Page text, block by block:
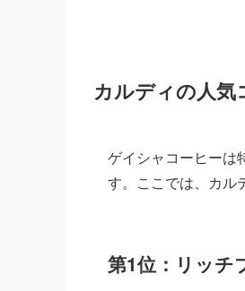
カルディの人
ゲイシャコーヒーは
す。ここでは、カル
第1位：リッチ